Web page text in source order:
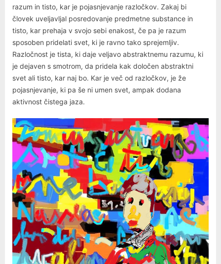
razum in tisto, kar je pojasnjevanje razločkov. Zakaj bi
človek uveljavljal posredovanje predmetne substance in
tisto, kar prehaja v svojo sebi enakost, če pa je razum
sposoben pridelati svet, ki je ravno tako sprejemljiv.
Razločnost je tista, ki daje veljavo abstraktnemu razumu, ki
je dejaven s smotrom, da pridela kak določen abstraktni
svet ali tisto, kar naj bo. Kar je več od razločkov, je že
pojasnjevanje, ki pa še ni umen svet, ampak dodana
aktivnost čistega jaza.